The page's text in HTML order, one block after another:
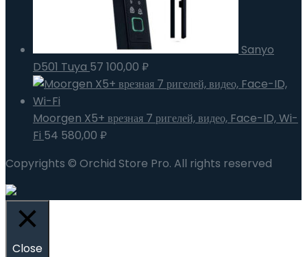
Sanyo
D501 Tuya 57 100,00 ₽
Moorgen X5+ врезная 7 ригелей, видео, Face-ID, Wi-
Fi 54 580,00 ₽
Copyrights © Orchid Store Pro. All rights reserved
Close